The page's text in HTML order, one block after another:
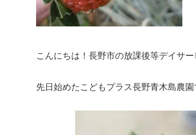
こんにちは！長野市の放課後等デイサ
先日始めたこどもプラス長野青木島農